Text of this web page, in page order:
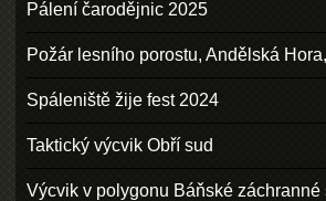
Pálení čarodějnic 2025
Požár lesního porostu, Andělská
Spáleniště žije fest 2024
Taktický výcvik Obří sud
Výcvik v polygonu Báňské záchranné